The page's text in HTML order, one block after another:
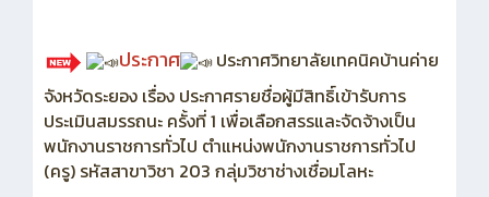
ประกาศ
ประกาศวิทยาลัยเทคนิคบ้านค่าย
จังหวัดระยอง เรื่อง ประกาศรายชื่อผู้มีสิทธิ์เข้ารับการ
ประเมินสมรรถนะ ครั้งที่ 1 เพื่อเลือกสรรและจัดจ้างเป็น
พนักงานราชการทั่วไป ตำแหน่งพนักงานราชการทั่วไป
(ครู) รหัสสาขาวิชา 203 กลุ่มวิชาช่างเชื่อมโลหะ